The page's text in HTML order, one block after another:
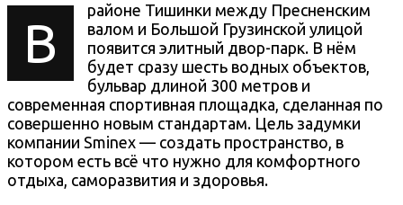
В
районе Тишинки между Пресненским
валом и Большой Грузинской улицой
появится элитный двор-парк. В нём
будет сразу шесть водных объектов,
бульвар длиной 300 метров и
современная спортивная площадка, сделанная по
совершенно новым стандартам. Цель задумки
компании Sminex — создать пространство, в
котором есть всё что нужно для комфортного
отдыха, саморазвития и здоровья.